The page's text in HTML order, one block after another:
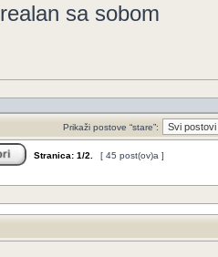
realan sa sobom
Prikaži postove “stare”:
Stranica: 1/2 [ 45 post(ov)a ]